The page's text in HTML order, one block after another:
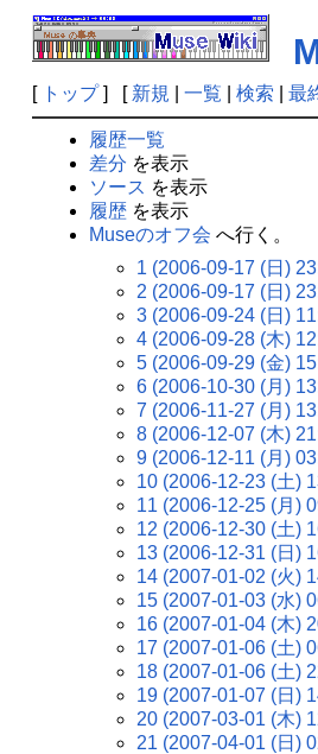
[ トップ] [ 新規 一覧 検索 最
履歴一覧
差分 を表示
ソース を表示
履歴を表示
Museのオフ会 へ行く。
1 (2006-09-17 (日)
2 (2006-09-17 (日)
3 (2006-09-24 (日)
4 (2006-09-28 (木)
5 (2006-09-29 (金)
6 (2006-10-30 (月)
7 (2006-11-27 (月)
8 (2006-12-07 (木)
9 (2006-12-11 (月)
10 (2006-12-23 (土)
11 (2006-12-25 (月)
12 (2006-12-30 (土)
13 (2006-12-31 (日)
14 (2007-01-02 (火)
15 (2007-01-03 (水)
16 (2007-01-04 (木)
17 (2007-01-06 (土)
18 (2007-01-06 (土)
19 (2007-01-07 (日)
20 (2007-03-01 (木)
21 (2007-04-01 (日)